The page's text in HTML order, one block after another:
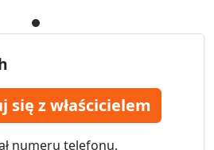
się z właścicielem
numeru telefonu.